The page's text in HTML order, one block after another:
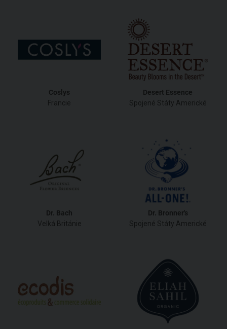
Coslys
Francie
Desert Essence
Spojené Státy Americké
Dr. Bach
Velká Británie
Dr. Bronner's
Spojené Státy Americké